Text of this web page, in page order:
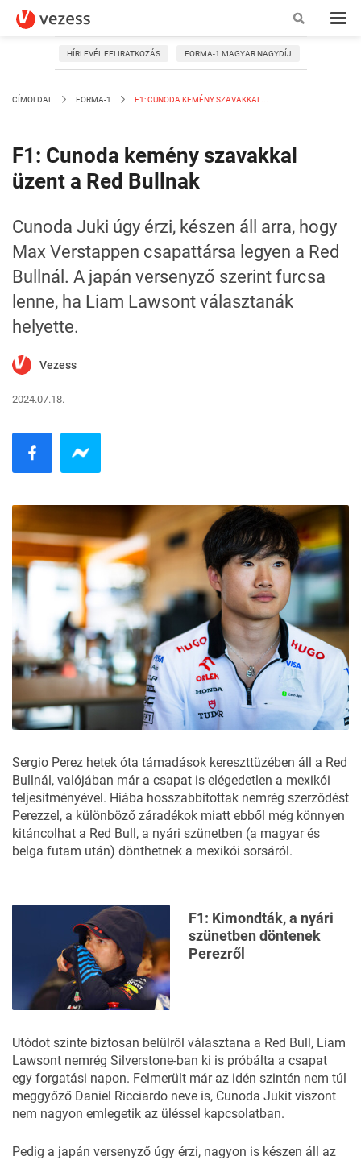
HÍRLEVÉL FELIRATKOZÁS FORMA-1 MAGYAR NAGYDÍJ
CÍMOLDAL FORMA-1 F1: CUNODA KEMÉNY SZAVAKKAL...
F1: Cunoda kemény szavakkal
üzent a Red Bullnak
Cunoda Juki úgy érzi, készen áll arra, hogy
Max Verstappen csapattársa legyen a Red
Bullnál. A japán versenyző szerint furcsa
lenne, ha Liam Lawsont választanák
helyette.
Vezess
2024.07.18.
Sergio Perez hetek óta támadások kereszttüzében áll a Red
Bullnál, valójában már a csapat is elégedetlen a mexikói
teljesítményével. Hiába hosszabbítottak nemrég szerződést
Perezzel, a különböző záradékok miatt ebből még könnyen
kitáncolhat a Red Bull, a nyári szünetben (a magyar és
belga futam után) dönthetnek a mexikói sorsáról.
F1: Kimondták, a nyári
szünetben döntenek
Perezről
Utódot szinte biztosan belülről választana a Red Bull, Liam
Lawsont nemrég Silverstone-ban ki is próbálta a csapat
egy forgatási napon. Felmerült már az idén szintén nem túl
meggyőző Daniel Ricciardo neve is, Cunoda Jukit viszont
nem nagyon emlegetik az üléssel kapcsolatban.
Pedig a japán versenyző úgy érzi, nagyon is készen áll az